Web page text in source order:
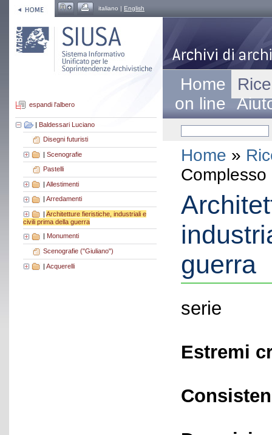
italiano | English
espandi l'albero
| Baldessari Luciano
Disegni futuristi
| Scenografie
Pastelli
| Allestimenti
Arredamenti
| Architetture fieristiche, industriali e
civili prima della guerra
Monumenti
Scenografie ("Giuliano")
| Acquerelli
Home
on line
Home »
guerra
serie
Estremi